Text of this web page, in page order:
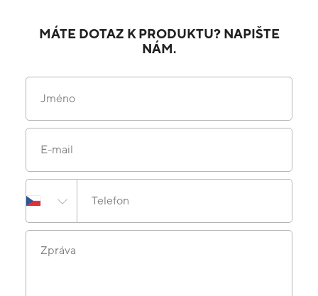
MÁTE DOTAZ K PRODUKTU? NAPIŠTE
NÁM.
Jméno
E-mail
Telefon
Zpráva